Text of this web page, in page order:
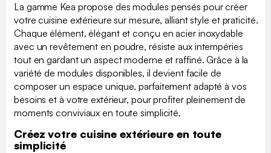
La gamme Kea propose des modules pensés pour créer
votre cuisine extérieure sur mesure, alliant style et praticité.
Chaque élément, élégant et conçu en acier inoxydable
avec un revêtement en poudre, résiste aux intempéries
tout en gardant un aspect moderne et raffiné. Grâce à la
variété de modules disponibles, il devient facile de
composer un espace unique, parfaitement adapté à vos
besoins et à votre extérieur, pour profiter pleinement de
moments conviviaux en toute simplicité.
Créez votre cuisine extérieure en toute
simplicité